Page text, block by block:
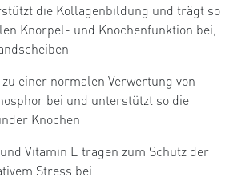
die Kollagenbildung und trägt so
Knorpel- und Knochenfunktion bei,
einer normalen Verwertung von
bei und unterstützt so die
Knochen
Vitamin E tragen zum Schutz der
Stress bei